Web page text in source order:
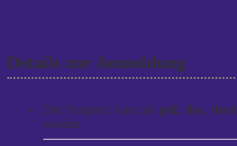
Details zur Anmeldung
Der Songtext kann als pdf, doc,
werden.